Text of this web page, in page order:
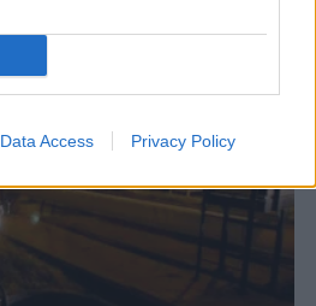
Data Access Privacy Policy